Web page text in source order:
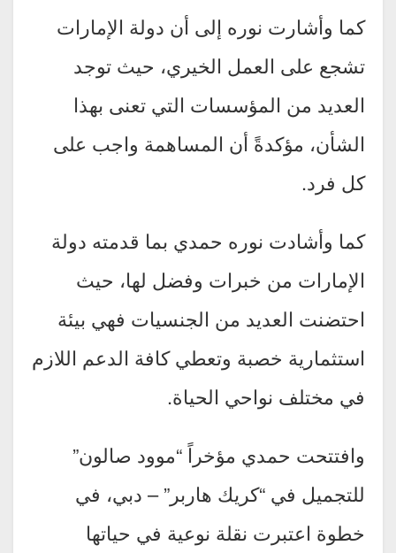
كما وأشارت نوره إلى أن دولة الإمارات
تشجع على العمل الخيري، حيث توجد
العديد من المؤسسات التي تعنى بهذا
الشأن، مؤكدةً أن المساهمة واجب على
كل فرد.
كما وأشادت نوره حمدي بما قدمته دولة
الإمارات من خبرات وفضل لها، حيث
احتضنت العديد من الجنسيات فهي بيئة
استثمارية خصبة وتعطي كافة الدعم اللازم
في مختلف نواحي الحياة.
وافتتحت حمدي مؤخراً “موود صالون”
للتجميل في “كريك هاربر” – دبي، في
خطوة اعتبرت نقلة نوعية في حياتها